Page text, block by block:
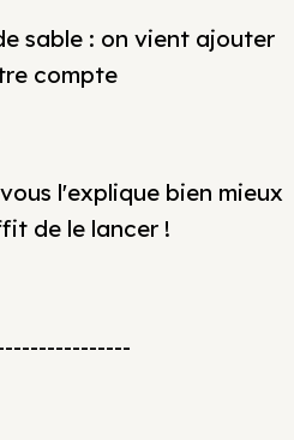
sable : on vient ajouter
compte
l'explique bien mieux
de le lancer !